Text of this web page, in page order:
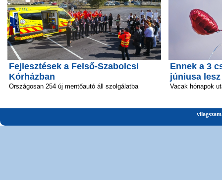
Fejlesztések a Felső-Szabolcsi
Kórházban
Országosan 254 új mentőautó áll szolgálatba
Ennek a 3
júniusa lesz
Vacak hónapok